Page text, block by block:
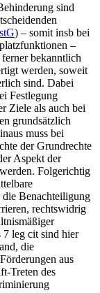
sind
) – somit insb bei
–
bekanntlich
werden, soweit
sind. Dabei
Festlegung
Ziele als auch bei
grundsätzlich
muss bei
der Grundrechte
Aspekt der
Folgerichtig
Benachteiligung
rechtswidrig
7 leg cit sind hier
die
aus
Treten des